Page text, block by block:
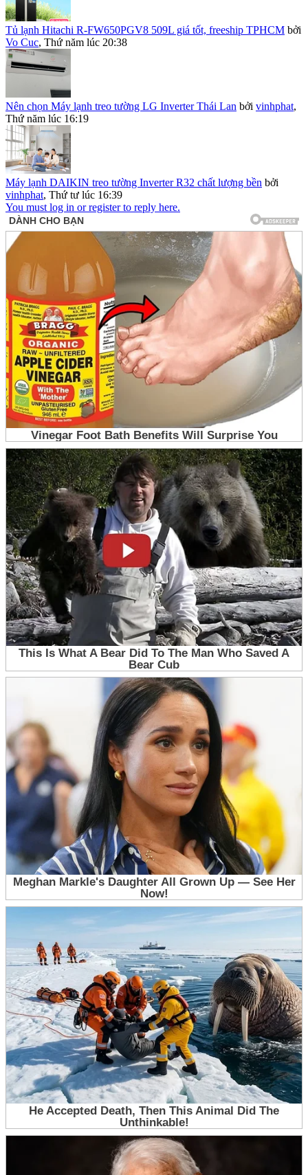
Tủ lạnh Hitachi R-FW650PGV8 509L giá tốt, freeship TPHCM bởi
Vo Cuc, Thứ năm lúc 20:38
Nên chọn Máy lạnh treo tường LG Inverter Thái Lan bởi vinhphat,
Thứ năm lúc 16:19
Máy lạnh DAIKIN treo tường Inverter R32 chất lượng bền bởi
vinhphat, Thứ tư lúc 16:39
You must log in or register to reply here.